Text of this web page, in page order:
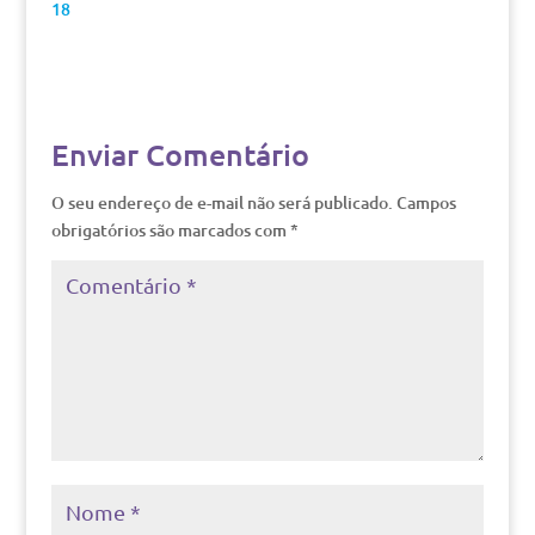
18
Enviar Comentário
O seu endereço de e-mail não será publicado. Campos
obrigatórios são marcados com *